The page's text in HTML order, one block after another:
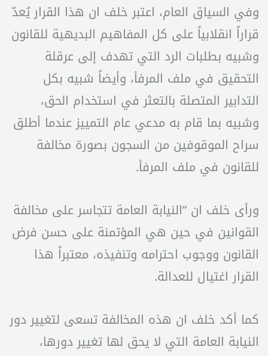
وفي السياق العام، اعتبر خلف ان هذا القرار يُعدّ
قراراً انقلابياً على كل المفاهيم البديهية للقانون
وشبيه بطلبات الرد التي تهدف إلى عرقلة
التحقيق في ملف المرفأ، وأيضاً شبيه بكل
التدابير المتصلة بالتعثر في استخدام الحق،
وشبيه بما قام به مدعي عام التمييز عندما أطلق
سراح الموقوفين من السجون بصورة مخالفة
للقانون في ملف المرفأ.
ورأى خلف ان “النيابة العامة تتجاسر على مخالفة
القوانين في حين هي المؤتمنة على حسن فرض
القانون ووجوب احترامه وتنفيذه، معتبراً هذا
القرار اغتيال للعدالة.
كما أكد خلف ان هذه المخالفة تسعى لتغيير دور
النيابة العامة التي لا يحق لها تغيير دورها،